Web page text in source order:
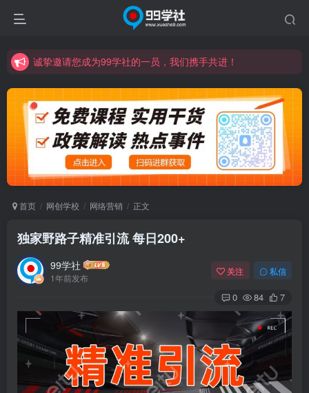
诚挚邀请您成为99学社的一员，我们携手共进！
诚挚邀请您成为99学社的一员，我们携手共进！
学习路上不孤独，99学社与你同行！分享全网优质VIP资源，炒股教程、创业教程、网络营销教程、自媒体短视频教程等，长期更新各大精品创业项目！
首页 网创学校 网络营销 正文
独家野路子精准引流 每日200+
99学社
1年前发布
关注 私信
0 84 7